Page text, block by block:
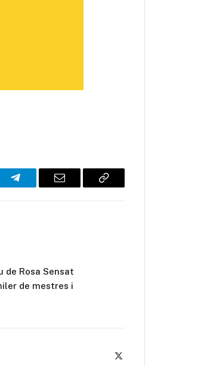
Telegram Email
Copy
de Rosa Sensat
de mestres i